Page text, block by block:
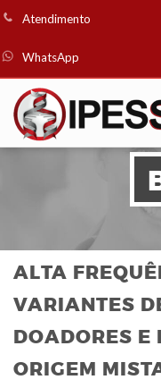
Atendimento
WhatsApp
ALTA
VARIANTES
DOADORES E
ORIGEM